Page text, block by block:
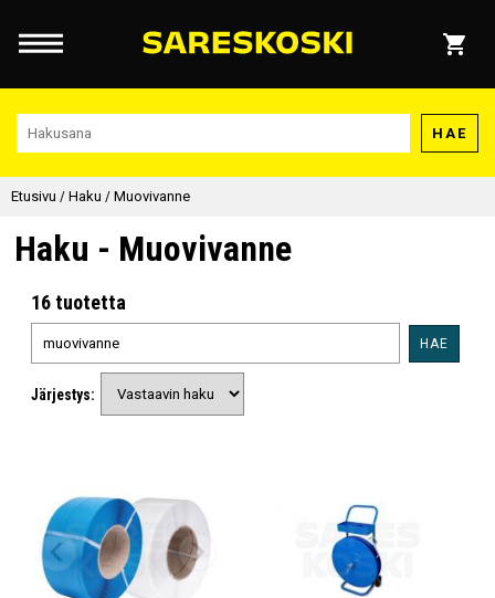
HAE
Etusivu / Haku / Muovivanne
Haku - Muovivanne
16 tuotetta
HAE
Järjestys: